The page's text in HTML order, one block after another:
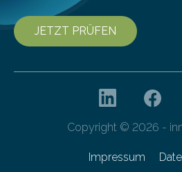
JETZT PRÜFEN
Copyright © 2026 -
Impressum